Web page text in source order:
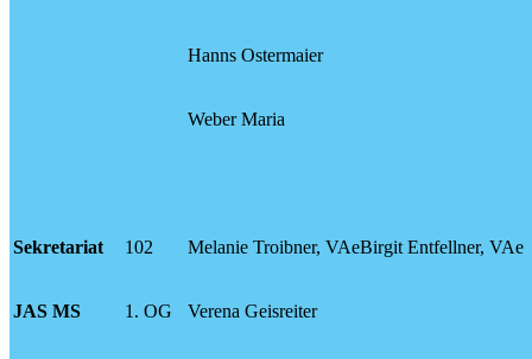
Hanns Ostermaier
Weber Maria
Sekretariat 102 Melanie Troibner, VAeBirgit Entfellner, VAe
JAS MS 1. OG Verena Geisreiter